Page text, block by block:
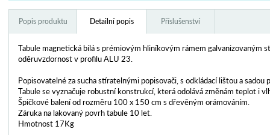
Popis produktu Detailní popis Příslušenství
Tabule magnetická bílá s prémiovým hliníkovým rámem galvanizovaným
oděruvzdornost v profilu ALU 23.
Popisovatelné za sucha stíratelnými popisovači, s odkládací lištou a sadou
Tabule se vyznačuje robustní konstrukcí, která odolává změnám teplot i
Špičkové balení od rozměru 100 x 150 cm s dřevěným orámováním.
Záruka na lakovaný povrh tabule 10 let.
Hmotnost 17Kg